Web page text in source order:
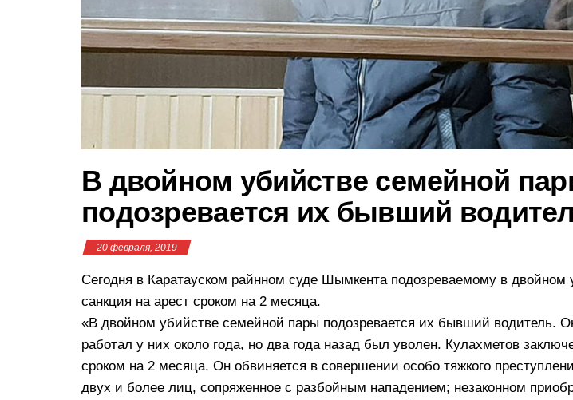
В двойном убийстве семейной
подозревается их бывший
20 февраля, 2019
Сегодня в Каратауском райнном суде Шымкента подозреваемому в двойном
санкция на арест сроком на 2 месяца.
«В двойном убийстве семейной пары подозревается их бывший водитель.
работал у них около года, но два года назад был уволен. Кулахметов
сроком на 2 месяца. Он обвиняется в совершении особо тяжкого
двух и более лиц, сопряженное с разбойным нападением; незаконном